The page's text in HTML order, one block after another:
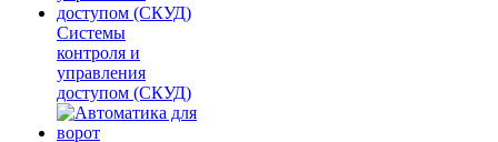
Системы
контроля и
управления
доступом (СКУД)